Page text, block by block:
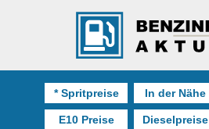
* Spritpreise In der Nähe
E10 Preise Dieselpreise